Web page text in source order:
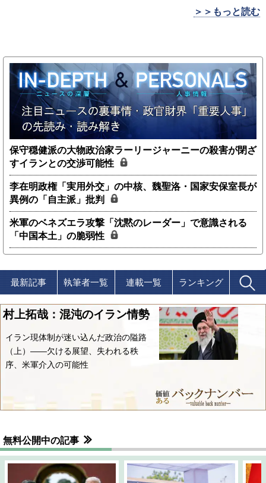
＞＞もっと読む
保守穏健派の大物政治家ラーリージャーニーの殺害が閉ざ
すイランとの交渉可能性
李在明政権「実用外交」の中核、魏聖洛・国家安保室長が
異例の「自主派」批判
米軍のベネズエラ攻撃「沈黙のレーダー」で意識される
「中国本土」の脆弱性
最新記事 執筆者一覧 連載一覧 ランキング
村上拓哉：混沌のイラン情勢
イラン現体制が迷い込んだ政治の隘路
（上）――欠ける展望、失われる秩
序、米軍介入の可能性
無料公開中の記事